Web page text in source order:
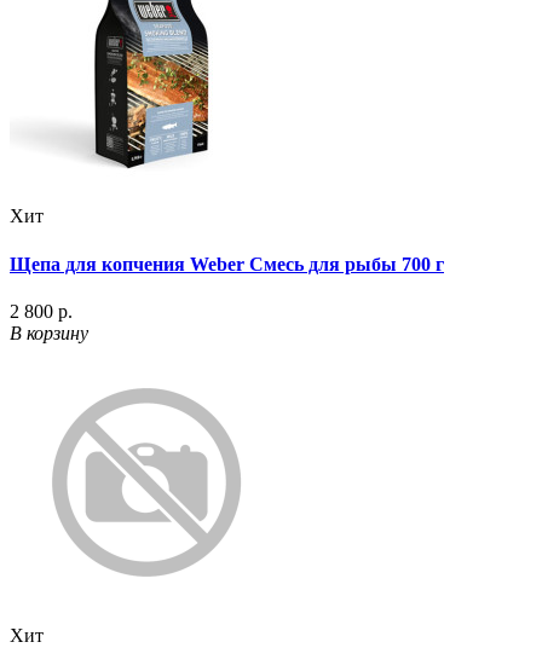
Хит
Щепа для копчения Weber Смесь для рыбы 700 г
2 800 р.
В корзину
Хит